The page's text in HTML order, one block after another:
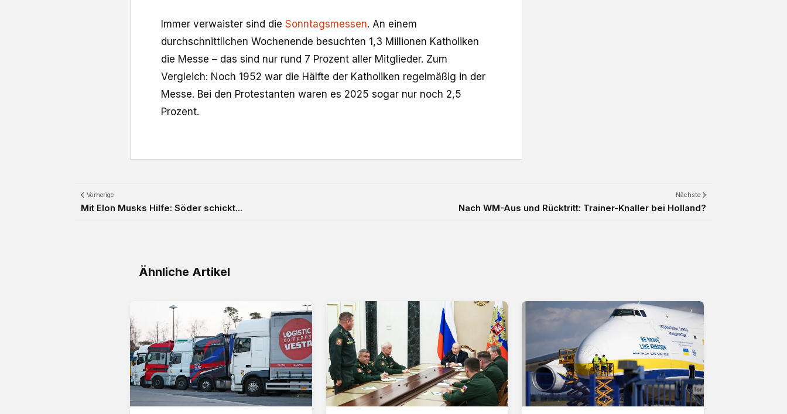
Immer verwaister sind die Sonntagsmessen. An einem
durchschnittlichen Wochenende besuchten 1,3 Millionen Katholiken
die Messe – das sind nur rund 7 Prozent aller Mitglieder. Zum
Vergleich: Noch 1952 war die Hälfte der Katholiken regelmäßig in der
Messe. Bei den Protestanten waren es 2025 sogar nur noch 2,5
Prozent.
Vorherige
Mit Elon Musks Hilfe: Söder schickt...
Nächste
Nach WM-Aus und Rücktritt: Trainer-Knaller bei Holland?
Ähnliche Artikel